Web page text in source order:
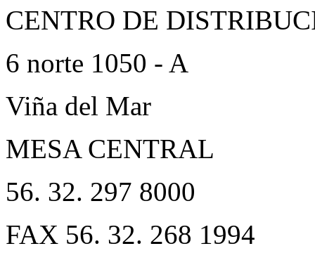
CENTRO DE
6 norte 1050 - A
Viña del Mar
MESA CENTRAL
56. 32. 297 8000
FAX 56. 32. 268 1994